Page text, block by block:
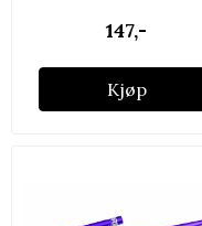
147,-
Kjøp